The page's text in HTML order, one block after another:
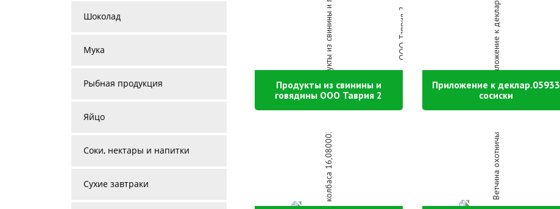
Продукты из свинины и
говядины ООО Таврия 2
Приложение к деклар.05933
сосиски
Шоколад
Мука
Рыбная продукция
Яйцо
Соки, нектары и напитки
Сухие завтраки